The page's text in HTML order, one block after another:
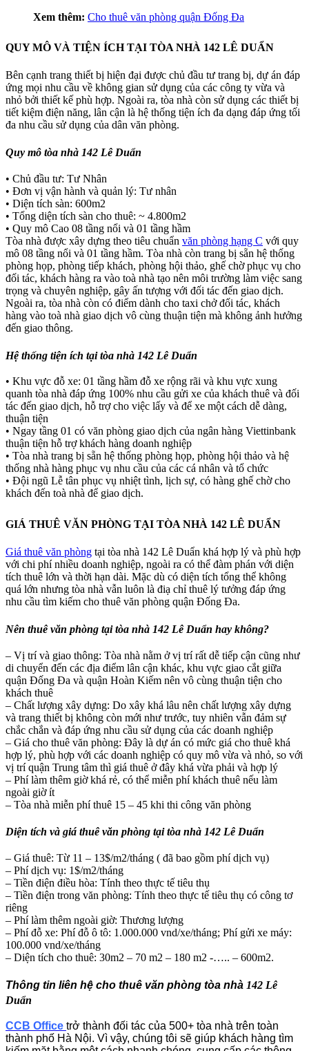
Xem thêm: Cho thuê văn phòng quận Đống Đa
QUY MÔ VÀ TIỆN ÍCH TẠI TÒA NHÀ 142 LÊ DUẨN
Bên cạnh trang thiết bị hiện đại được chủ đầu tư trang bị, dự án đáp
ứng mọi nhu cầu về không gian sử dụng của các công ty vừa và
nhỏ bởi thiết kế phù hợp. Ngoài ra, tòa nhà còn sử dụng các thiết bị
tiết kiệm điện năng, lân cận là hệ thống tiện ích đa dạng đáp ứng tối
đa nhu cầu sử dụng của dân văn phòng.
Quy mô tòa nhà 142 Lê Duẩn
• Chủ đầu tư: Tư Nhân
• Đơn vị vận hành và quản lý: Tư nhân
• Diện tích sàn: 600m2
• Tổng diện tích sàn cho thuê: ~ 4.800m2
• Quy mô Cao 08 tầng nổi và 01 tầng hầm
Tòa nhà được xây dựng theo tiêu chuẩn văn phòng hạng C với quy
mô 08 tầng nổi và 01 tầng hầm. Tòa nhà còn trang bị sẵn hệ thống
phòng họp, phòng tiếp khách, phòng hội thảo, ghế chờ phục vụ cho
đối tác, khách hàng ra vào toà nhà tạo nên môi trường làm việc sang
trọng và chuyên nghiệp, gây ấn tượng với đối tác đến giao dịch.
Ngoài ra, tòa nhà còn có điểm dành cho taxi chở đối tác, khách
hàng vào toà nhà giao dịch vô cùng thuận tiện mà không ảnh hưởng
đến giao thông.
Hệ thống tiện ích tại tòa nhà 142 Lê Duẩn
• Khu vực đỗ xe: 01 tầng hầm đỗ xe rộng rãi và khu vực xung
quanh tòa nhà đáp ứng 100% nhu cầu gửi xe của khách thuê và đối
tác đến giao dịch, hỗ trợ cho việc lấy và để xe một cách dễ dàng,
thuận tiện
• Ngay tầng 01 có văn phòng giao dịch của ngân hàng Viettinbank
thuận tiện hỗ trợ khách hàng doanh nghiệp
• Tòa nhà trang bị sẵn hệ thống phòng họp, phòng hội thảo và hệ
thống nhà hàng phục vụ nhu cầu của các cá nhân và tổ chức
• Đội ngũ Lễ tân phục vụ nhiệt tình, lịch sự, có hàng ghế chờ cho
khách đến toà nhà để giao dịch.
GIÁ THUÊ VĂN PHÒNG TẠI TÒA NHÀ 142 LÊ DUẨN
Giá thuê văn phòng tại tòa nhà 142 Lê Duẩn khá hợp lý và phù hợp
với chi phí nhiều doanh nghiệp, ngoài ra có thể đàm phán với diện
tích thuê lớn và thời hạn dài. Mặc dù có diện tích tổng thể không
quá lớn nhưng tòa nhà vẫn luôn là điạ chỉ thuê lý tưởng đáp ứng
nhu cầu tìm kiếm cho thuê văn phòng quận Đống Đa.
Nên thuê văn phòng tại tòa nhà 142 Lê Duẩn hay không?
– Vị trí và giao thông: Tòa nhà nằm ở vị trí rất dễ tiếp cận cũng như
di chuyển đến các địa điểm lân cận khác, khu vực giao cắt giữa
quận Đống Đa và quận Hoàn Kiếm nên vô cùng thuận tiện cho
khách thuê
– Chất lượng xây dựng: Do xây khá lâu nên chất lượng xây dựng
và trang thiết bị không còn mới như trước, tuy nhiên vẫn đảm sự
chắc chắn và đáp ứng nhu cầu sử dụng của các doanh nghiệp
– Giá cho thuê văn phòng: Đây là dự án có mức giá cho thuê khá
hợp lý, phù hợp với các doanh nghiệp có quy mô vừa và nhỏ, so với
vị trí quận Trung tâm thì giá thuê ở đây khá vừa phải và hợp lý
– Phí làm thêm giờ khá rẻ, có thể miễn phí khách thuê nếu làm
ngoài giờ ít
– Tòa nhà miễn phí thuê 15 – 45 khi thi công văn phòng
Diện tích và giá thuê văn phòng tại tòa nhà 142 Lê Duẩn
– Giá thuê: Từ 11 – 13$/m2/tháng ( đã bao gồm phí dịch vụ)
– Phí dịch vụ: 1$/m2/tháng
– Tiền điện điều hòa: Tính theo thực tế tiêu thụ
– Tiền điện trong văn phòng: Tính theo thực tế tiêu thụ có công tơ
riêng
– Phí làm thêm ngoài giờ: Thương lượng
– Phí đỗ xe: Phí đỗ ô tô: 1.000.000 vnd/xe/tháng; Phí gửi xe máy:
100.000 vnd/xe/tháng
– Diện tích cho thuê: 30m2 – 70 m2 – 180 m2 -….. – 600m2.
Thông tin liên hệ cho thuê văn phòng tòa nhà 142 Lê
Duẩn
CCB Office trở thành đối tác của 500+ tòa nhà trên toàn
thành phố Hà Nội. Vì vậy, chúng tôi sẽ giúp khách hàng tìm